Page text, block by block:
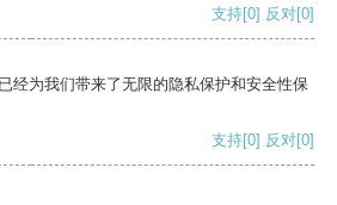
支持[0] 反对[0]
经为我们带来了无限的隐私保护和安全性保
支持[0] 反对[0]